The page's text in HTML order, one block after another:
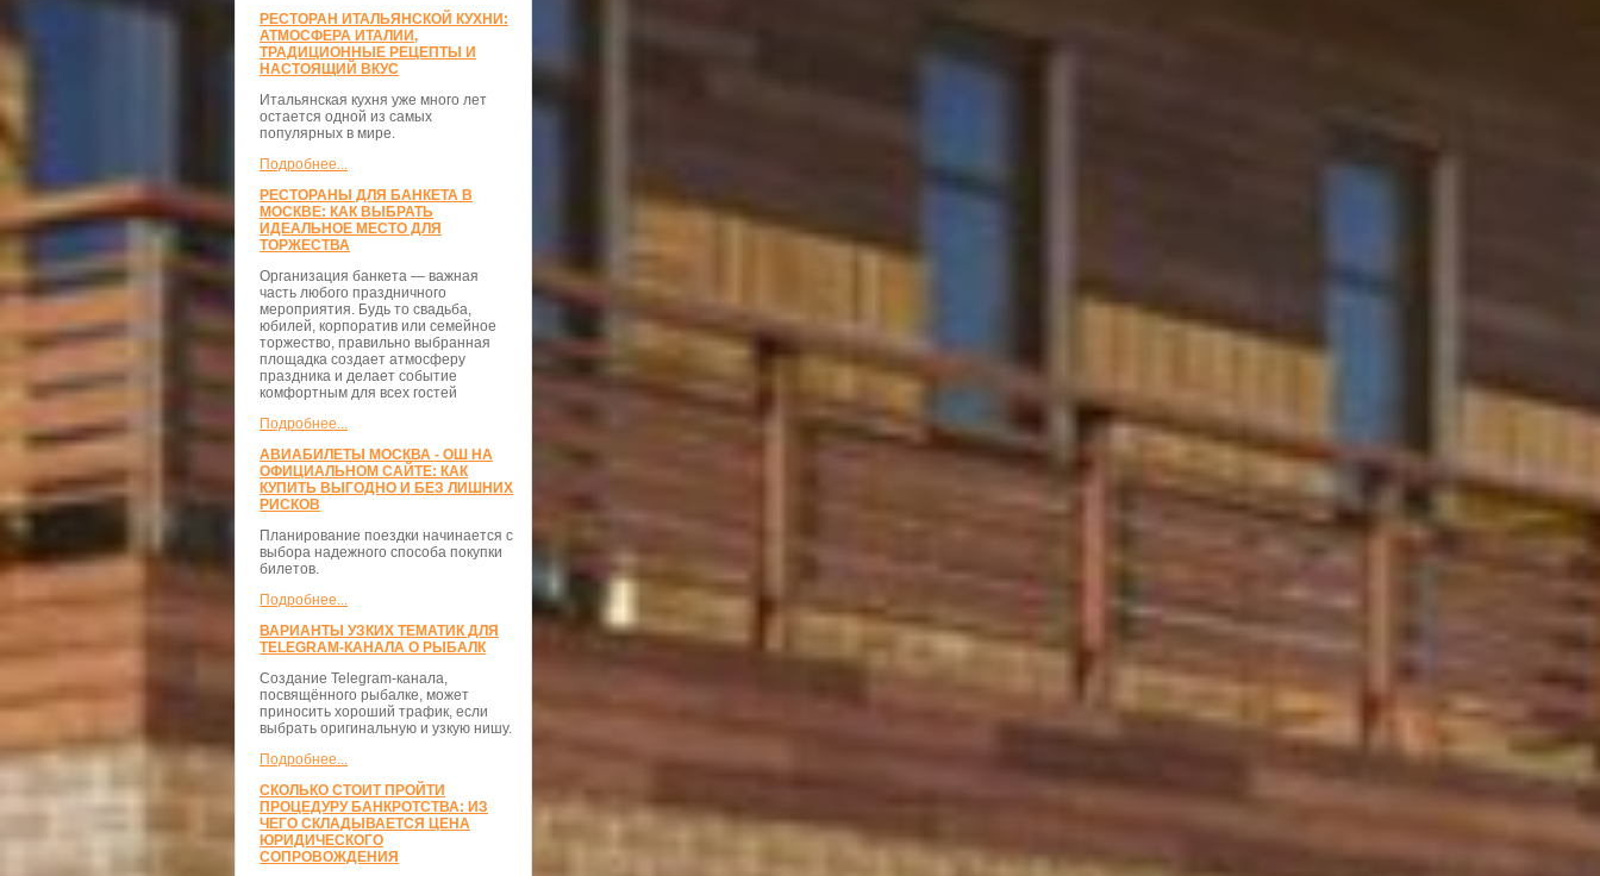
РЕСТОРАН ИТАЛЬЯНСКОЙ КУХНИ:
АТМОСФЕРА ИТАЛИИ,
ТРАДИЦИОННЫЕ РЕЦЕПТЫ И
НАСТОЯЩИЙ ВКУС
Итальянская кухня уже много лет
остается одной из самых
популярных в мире.
Подробнее...
РЕСТОРАНЫ ДЛЯ БАНКЕТА В
МОСКВЕ: КАК ВЫБРАТЬ
ИДЕАЛЬНОЕ МЕСТО ДЛЯ
ТОРЖЕСТВА
Организация банкета — важная
часть любого праздничного
мероприятия. Будь то свадьба,
юбилей, корпоратив или семейное
торжество, правильно выбранная
площадка создает атмосферу
праздника и делает событие
комфортным для всех гостей
Подробнее...
АВИАБИЛЕТЫ МОСКВА - ОШ НА
ОФИЦИАЛЬНОМ САЙТЕ: КАК
КУПИТЬ ВЫГОДНО И БЕЗ ЛИШНИХ
РИСКОВ
Планирование поездки начинается с
выбора надежного способа покупки
билетов.
Подробнее...
ВАРИАНТЫ УЗКИХ ТЕМАТИК ДЛЯ
TELEGRAM-КАНАЛА О РЫБАЛК
Создание Telegram-канала,
посвящённого рыбалке, может
приносить хороший трафик, если
выбрать оригинальную и узкую нишу.
Подробнее...
СКОЛЬКО СТОИТ ПРОЙТИ
ПРОЦЕДУРУ БАНКРОТСТВА: ИЗ
ЧЕГО СКЛАДЫВАЕТСЯ ЦЕНА
ЮРИДИЧЕСКОГО
СОПРОВОЖДЕНИЯ